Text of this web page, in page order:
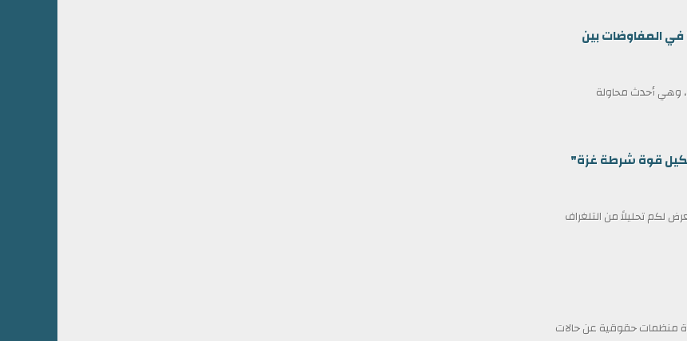
المفاوضات بين
وهي أحدث محاولة
قوة شرطة غزة"
ليوم الأربعاء الثامن عشر من فبراير/شباط 2026، نعرض لكم تحليلاً من التلغراف
منظمات حقوقية عن حالات